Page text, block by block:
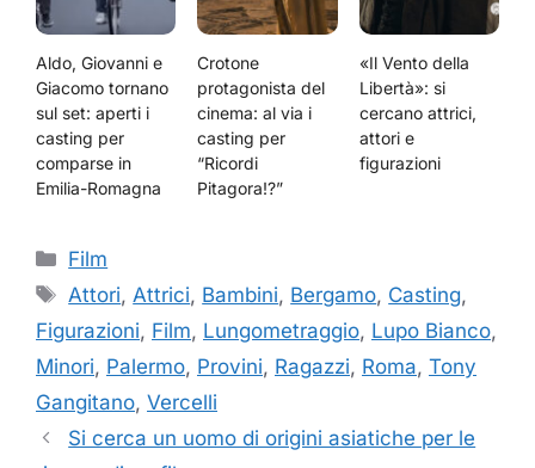
Aldo, Giovanni e
Giacomo tornano
sul set: aperti i
casting per
comparse in
Emilia-Romagna
Crotone
protagonista del
cinema: al via i
casting per
“Ricordi
Pitagora!?”
«Il Vento della
Libertà»: si
cercano attrici,
attori e
figurazioni
Categorie
Film
Tag
Attori, Attrici, Bambini, Bergamo, Casting,
Figurazioni, Film, Lungometraggio, Lupo Bianco,
Minori, Palermo, Provini, Ragazzi, Roma, Tony
Gangitano, Vercelli
Si cerca un uomo di origini asiatiche per le